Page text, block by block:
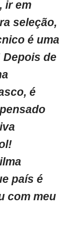
ir em
seleção,
é uma
de
é
país é
com meu